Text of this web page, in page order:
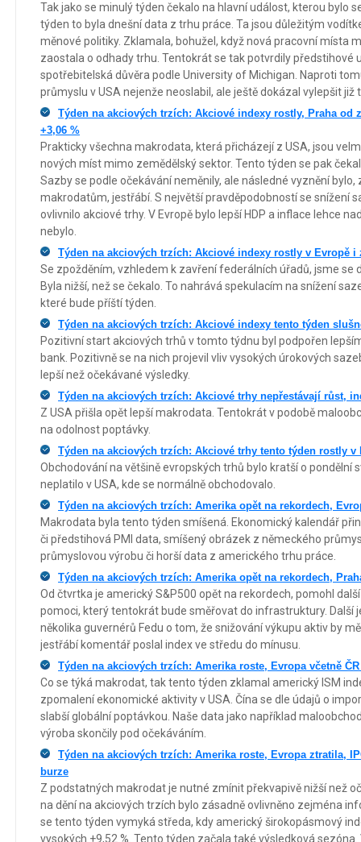
Tak jako se minulý týden čekalo na hlavní událost, kterou bylo
týden to byla dnešní data z trhu práce. Ta jsou důležitým
měnové politiky. Zklamala, bohužel, když nová pracovní místa
zaostala o odhady trhu. Tentokrát se tak potvrdily předstihové
spotřebitelská důvěra podle University of Michigan. Naproti
průmyslu v USA nejenže neoslabil, ale ještě dokázal vylepšit již
Týden na akciových trzích: Akciové indexy rostly, Praha
+3,06 %
Prakticky všechna makrodata, která přicházejí z USA, jsou
nových míst mimo zemědělský sektor. Tento týden se pak
Sazby se podle očekávání neměnily, ale následné vyznění bylo,
makrodatům, jestřábí. S největší pravděpodobností se snížení
ovlivnilo akciové trhy. V Evropě bylo lepší HDP a inflace lehce
nebylo.
Týden na akciových trzích: Akciové indexy rostly v Evropě i
Se zpožděním, vzhledem k zavření federálních úřadů, jsme se
Byla nižší, než se čekalo. To nahrává spekulacím na snížení
které bude příští týden.
Týden na akciových trzích: Akciové indexy tento týden
Pozitivní start akciových trhů v tomto týdnu byl podpořen
bank. Pozitivně se na nich projevil vliv vysokých úrokových
lepší než očekávané výsledky.
Týden na akciových trzích: Akciové trhy nepřestávají růst,
Z USA přišla opět lepší makrodata. Tentokrát v podobě
na odolnost poptávky.
Týden na akciových trzích: Akciové trhy tento týden rostly v
Obchodování na většině evropských trhů bylo kratší o pondělní
neplatilo v USA, kde se normálně obchodovalo.
Týden na akciových trzích: Amerika opět na rekordech,
Makrodata byla tento týden smíšená. Ekonomický kalendář
či předstihová PMI data, smíšený obrázek z německého
průmyslovou výrobu či horší data z amerického trhu práce.
Týden na akciových trzích: Amerika opět na rekordech,
Od čtvrtka je americký S&P500 opět na rekordech, pomohl
pomoci, který tentokrát bude směřovat do infrastruktury. Další
několika guvernérů Fedu o tom, že snižování výkupu aktiv by
jestřábí komentář poslal index ve středu do mínusu.
Týden na akciových trzích: Amerika roste, Evropa včetně
Co se týká makrodat, tak tento týden zklamal americký ISM
zpomalení ekonomické aktivity v USA. Čína se dle údajů o
slabší globální poptávkou. Naše data jako například
výroba skončily pod očekáváním.
Týden na akciových trzích: Amerika roste, Evropa ztratila,
burze
Z podstatných makrodat je nutné zmínit překvapivě nižší než
na dění na akciových trzích bylo zásadně ovlivněno zejména
se tento týden vymyká středa, kdy americký širokopásmový
vysokých +9,52 %. Tento týden začala také výsledková